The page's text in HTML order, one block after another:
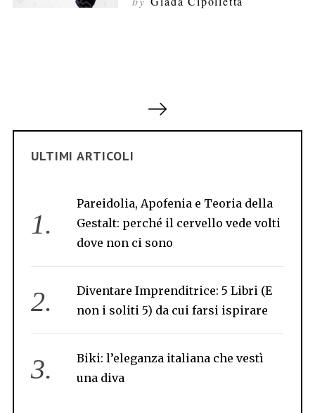
g
ULTIMI ARTICOLI
Pareidolia, Apofenia e Teoria della
Gestalt: perché il cervello vede volti
dove non ci sono
Diventare Imprenditrice: 5 Libri (E
non i soliti 5) da cui farsi ispirare
Biki: l’eleganza italiana che vestì
una diva